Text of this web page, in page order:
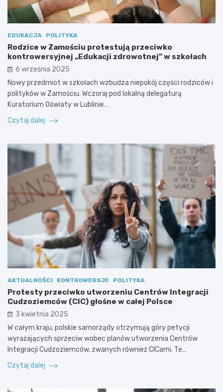
EDUKACJA POLITYKA
Rodzice w Zamościu protestują przeciwko
kontrowersyjnej „Edukacji zdrowotnej” w szkołach
6 września 2025
Nowy przedmiot w szkołach wzbudza niepokój części rodziców i
polityków w Zamościu. Wczoraj pod lokalną delegaturą
Kuratorium Oświaty w Lublinie…
Czytaj dalej
AKTUALNOŚCI KONTROWERSJE POLITYKA
Protesty przeciwko utworzeniu Centrów Integracji
Cudzoziemców (CIC) głośne w całej Polsce
3 kwietnia 2025
W całym kraju, polskie samorządy otrzymują góry petycji
wyrażających sprzeciw wobec planów utworzenia Centrów
Integracji Cudzoziemców, zwanych również CICami. Te…
Czytaj dalej